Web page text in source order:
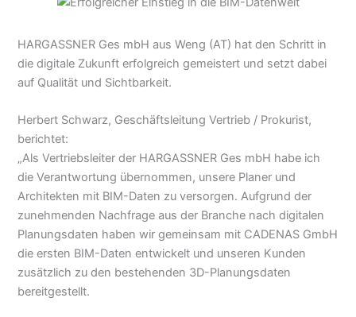
HARGASSNER Ges mbH aus Weng (AT) hat den Schritt in
die digitale Zukunft erfolgreich gemeistert und setzt dabei
auf Qualität und Sichtbarkeit.
Herbert Schwarz, Geschäftsleitung Vertrieb / Prokurist,
berichtet:
„Als Vertriebsleiter der HARGASSNER Ges mbH habe ich
die Verantwortung übernommen, unsere Planer und
Architekten mit BIM-Daten zu versorgen. Aufgrund der
zunehmenden Nachfrage aus der Branche nach digitalen
Planungsdaten haben wir gemeinsam mit CADENAS GmbH
die ersten BIM-Daten entwickelt und unseren Kunden
zusätzlich zu den bestehenden 3D-Planungsdaten
bereitgestellt.